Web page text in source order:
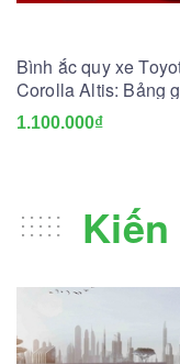
Bình ắc quy xe
Corolla Altis: Bảng
thông số kỹ thuật
1.100.000₫